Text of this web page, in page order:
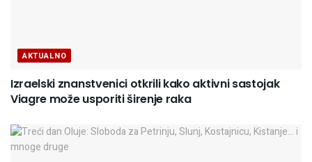
AKTUALNO
Izraelski znanstvenici otkrili kako aktivni sastojak
Viagre može usporiti širenje raka